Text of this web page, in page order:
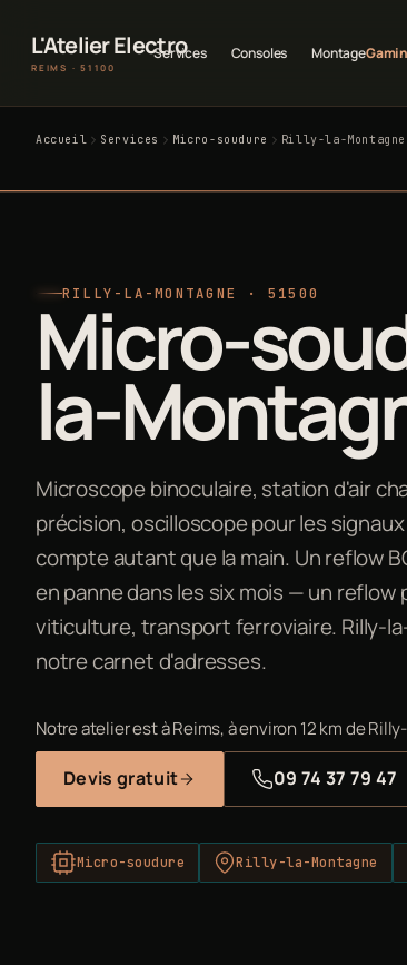
L'Atelier Electro
REIMS · 51100
Services Consoles Montage
Accueil Services Micro-soudure Rilly-la-Montagne
RILLY-LA-MONTAGNE · 51500
Micro-
la-
Microscope binoculaire, station d'air
précision, oscilloscope pour les
compte autant que la main. Un reflow
en panne dans les six mois — un
viticulture, transport ferroviaire. Rilly-
notre carnet d'adresses.
Notre atelier est à Reims, à environ 12 km de
Devis gratuit 09 74 37 79 47
Micro-soudure Rilly-la-Montagne